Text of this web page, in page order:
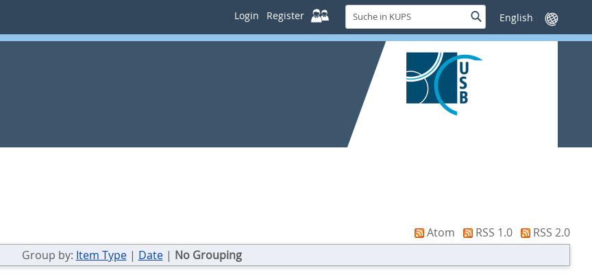
Login Register
Suche
in
KUPS
SucheSprache
wechseln
Atom RSS 1.0
RSS 2.0
Group by: Item Type| Date| No Grouping